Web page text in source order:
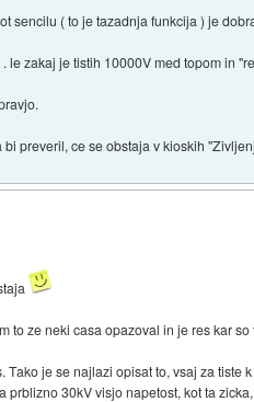
sencilu ( to je tazadnja funkcija ) je
le zakaj je tistih 10000V med topom in
preveril, ce se obstaja v kioskih
to ze neki casa opazoval in je res kar
Tako je se najlazi opisat to, vsaj za
prblizno 30kV visjo napetost, kot ta